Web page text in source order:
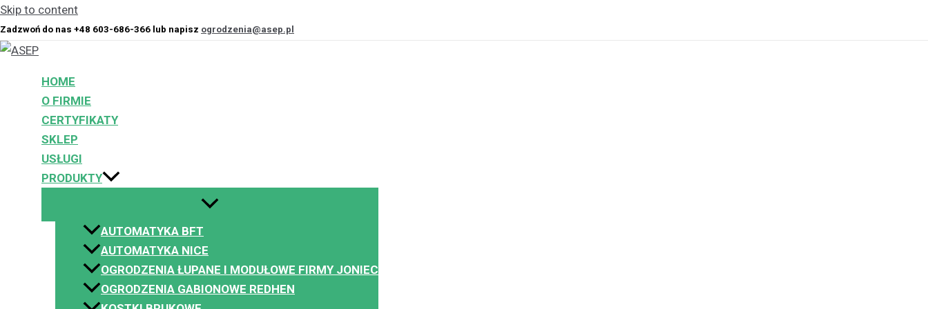
Skip to content
Zadzwoń do nas +48 603-686-366 lub napisz ogrodzenia@asep.pl
HOME
O FIRMIE
CERTYFIKATY
SKLEP
USŁUGI
PRODUKTY
AUTOMATYKA BFT
AUTOMATYKA NICE
OGRODZENIA ŁUPANE I MODUŁOWE FIRMY JONIEC
OGRODZENIA GABIONOWE REDHEN
441
Adrian Powała
Previous Media
+48 603-686-366